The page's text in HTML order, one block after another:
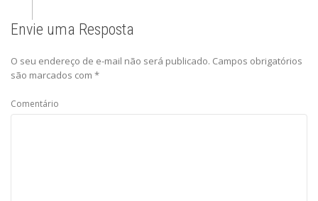
Envie uma Resposta
O seu endereço de e-mail não será publicado. Campos obrigatórios
são marcados com *
Comentário